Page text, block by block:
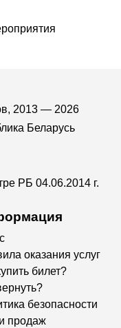
2013 — 2026
Беларусь
РБ 04.06.2014 г.
оказания услуг
билет?
безопасности
продаж